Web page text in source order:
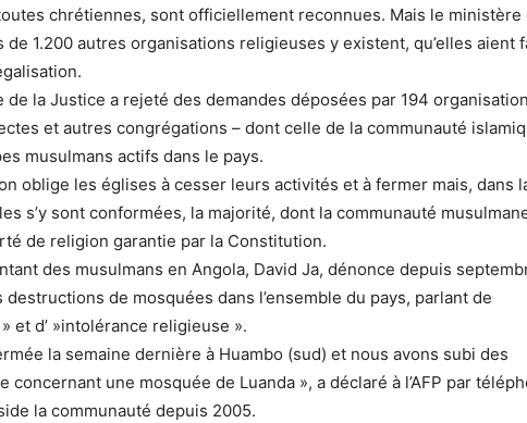
chrétiennes, sont officiellement reconnues. Mais le ministère
1.200 autres organisations religieuses y existent, qu’elles aient
la Justice a rejeté des demandes déposées par 194
et autres congrégations – dont celle de la communauté
musulmans actifs dans le pays.
oblige les églises à cesser leurs activités et à fermer mais, dans
s’y sont conformées, la majorité, dont la communauté
de religion garantie par la Constitution.
des musulmans en Angola, David Ja, dénonce depuis
de mosquées dans l’ensemble du pays, parlant de
et d’ »intolérance religieuse ».
la semaine dernière à Huambo (sud) et nous avons subi des
concernant une mosquée de Luanda », a déclaré à l’AFP par
la communauté depuis 2005.